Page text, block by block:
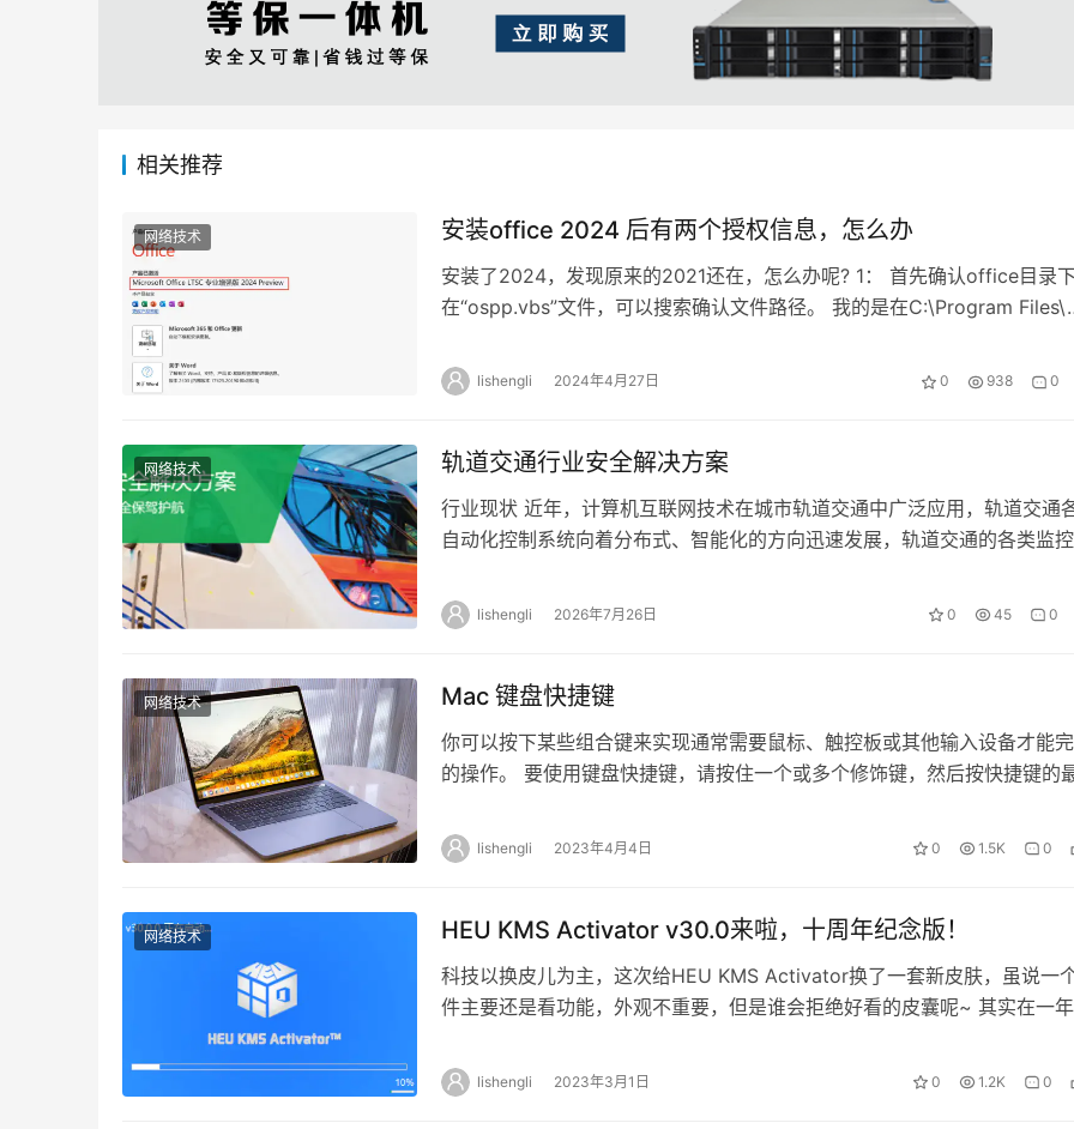
相关推荐
网络技术 安装office 2024 后有两个授权信息，怎么办
安装了2024，发现原来的2021还在，怎么办呢? 1： 首先确认office目录
在“ospp.vbs”文件，可以搜索确认文件路径。 我的是在C:\Program
lishengli 2024年4月27日 0 938 0
网络技术 轨道交通行业安全解决方案
行业现状 近年，计算机互联网技术在城市轨道交通中广泛应用，轨道交通
自动化控制系统向着分布式、智能化的方向迅速发展，轨道交通的各类监
lishengli 2026年7月26日 0 45 0
网络技术 Mac 键盘快捷键
你可以按下某些组合键来实现通常需要鼠标、触控板或其他输入设备才能
的操作。 要使用键盘快捷键，请按住一个或多个修饰键，然后按快捷键的
lishengli 2023年4月4日 0 1.5K 0
网络技术 HEU KMS Activator v30.0来啦，十周年纪念版！
科技以换皮儿为主，这次给HEU KMS Activator换了一套新皮肤，虽说一
件主要还是看功能，外观不重要，但是谁会拒绝好看的皮囊呢~ 其实在一
lishengli 2023年3月1日 0 1.2K 0